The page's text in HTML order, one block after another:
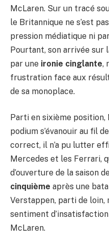
McLaren. Sur un tracé
le Britannique ne s’est
pression médiatique ni
Pourtant, son arrivée sur
par une ironie cinglante,
frustration face aux
de sa monoplace.
Parti en sixième position,
podium s’évanouir au fil
correct, il n’a pu lutter
Mercedes et les Ferrari,
d’ouverture de la saison
cinquième après une
Verstappen, parti de loin,
sentiment
McLaren.